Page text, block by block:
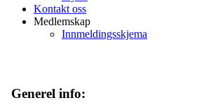
Kontakt oss
Medlemskap
Innmeldingsskjema
Generel info: